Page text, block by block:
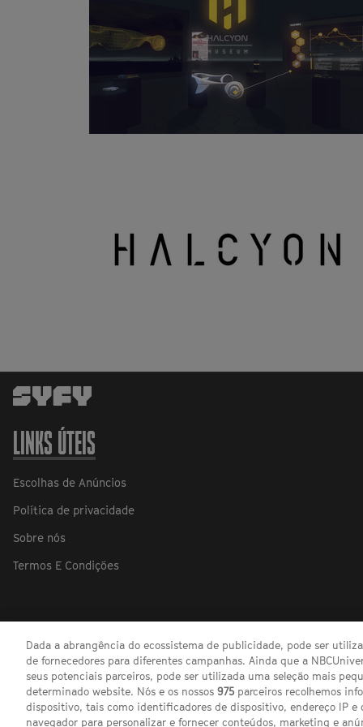
LINKS ÚTEIS
Escolhas de Anúncios
Política de privacidade
Sobre nós
Termos E Condições
Dada a abrangência do ecossistema de publicidade, pode ser
de fornecedores para diferentes campanhas. Ainda que a
seus potenciais parceiros, pode ser utilizada uma seleção mais
determinado website. Nós e os nossos 975 parceiros recolhemos
dispositivo, tais como identificadores de dispositivo, endereço IP e
navegador para personalizar e fornecer conteúdos, marketing e